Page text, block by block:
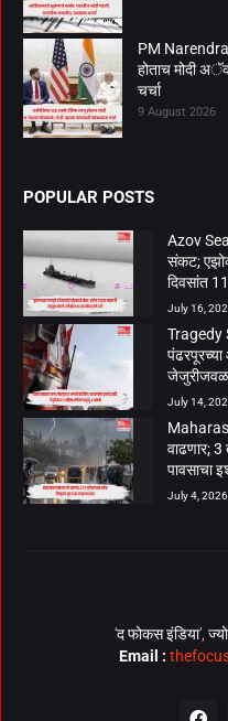
PM
होताच मोदी
चर्चा
9 August 2026
POPULAR POSTS
Azov Sea
संकट;
दिवसांत
July 16,
Tragedy
पंढरपूरच्या
जेजुरीजवळ
July 14,
वाढणार;
पावसाचा
July 4, 2026
‘द फोकस इंडिया’,
Email :